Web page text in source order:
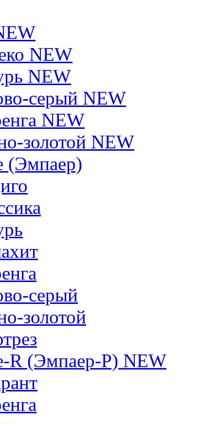
NEW
NEW
серый NEW
NEW
золотой NEW
(Эмпаер)
серый
золотой
R (Эмпаер-P) NEW